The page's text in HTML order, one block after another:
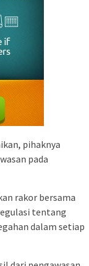
pihaknya
pada
rakor bersama
tentang
dalam setiap